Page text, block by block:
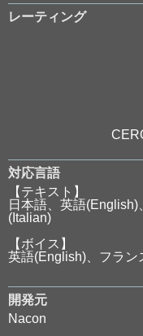
レーティング
対応言語
【テキスト】
日本語、英語
(Italian)
【ボイス】
英語(English)、フラン
開発元
Nacon